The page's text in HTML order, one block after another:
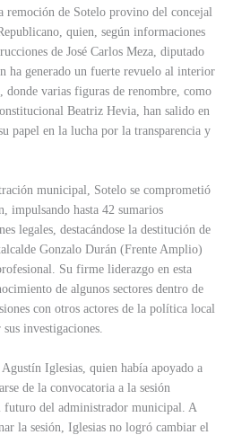
de Sotelo provino del concejal
quien, según informaciones
de José Carlos Meza, diputado
ha generado un fuerte revuelo al interior
donde varias figuras de renombre, como
Beatriz Hevia, han salido en
papel en la lucha por la transparencia y
municipal, Sotelo se comprometió
impulsando hasta 42 sumarios
legales, destacándose la destitución de
Gonzalo Durán (Frente Amplio)
Su firme liderazgo en esta
de algunos sectores dentro de
con otros actores de la política local
investigaciones.
Iglesias, quien había apoyado a
de la convocatoria a la sesión
del administrador municipal. A
la sesión, Iglesias no logró cambiar el